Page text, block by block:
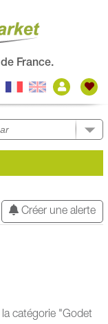
France.
Créer une alerte
catégorie "Godet